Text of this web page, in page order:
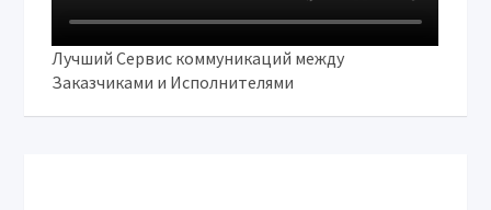
Лучший Сервис коммуникаций между
Заказчиками и Исполнителями